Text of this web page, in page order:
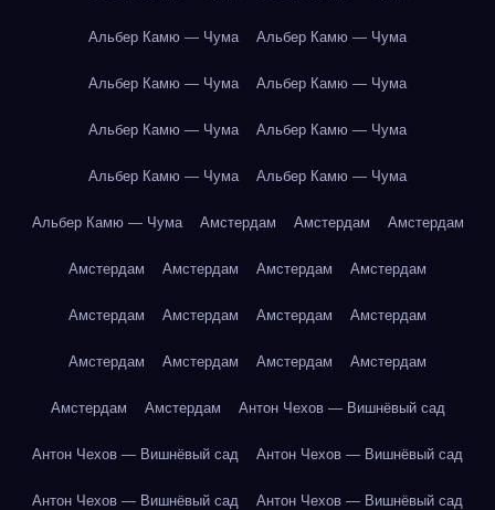
Альбер Камю — Чума Альбер Камю — Чума
Альбер Камю — Чума Альбер Камю — Чума
Альбер Камю — Чума Альбер Камю — Чума
Альбер Камю — Чума Альбер Камю — Чума
Альбер Камю — Чума Амстердам Амстердам Амстердам
Амстердам Амстердам Амстердам Амстердам
Амстердам Амстердам Амстердам Амстердам
Амстердам Амстердам Амстердам Амстердам
Амстердам Амстердам Антон Чехов — Вишнёвый сад
Антон Чехов — Вишнёвый сад Антон Чехов — Вишнёвый сад
Антон Чехов — Вишнёвый сад Антон Чехов — Вишнёвый сад